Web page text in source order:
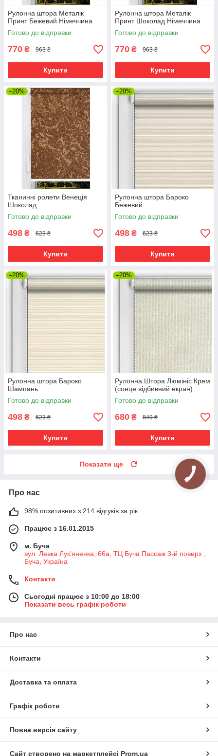
Рулонна штора Металік
Принт Бежевий Німеччина
Готово до відправки
770 ₴ 963 ₴
Купити
Рулонна штора Металік
Принт Шоколад Німеччина
Готово до відправки
770 ₴ 963 ₴
Купити
–20%
Тканинні ролети Венеція
Шоколад
Готово до відправки
498 ₴ 623 ₴
Купити
–20%
Рулонна штора Бароко
Бежевий
Готово до відправки
498 ₴ 623 ₴
Купити
–20%
Рулонна штора Бароко
Шампань
Готово до відправки
498 ₴ 623 ₴
Купити
–20%
Рулонна Штора Люмініс Крем
(сонце відбивний екран)
Готово до відправки
680 ₴ 849 ₴
Купити
Показати ще
Про нас
98% позитивних з 214 відгуків за рік
Працює з 16.01.2015
м. Буча
вул. Левка Лук'яненка, 66а, ТЦ Буча Пассаж 3-й поверх ,
Буча, Україна
Контакти
Сьогодні працює з 10:00 до 18:00
Показати весь графік роботи
Про нас
Контакти
Доставка та оплата
Графік роботи
Повна версія сайту
Сайт створено на маркетплейсі Prom.ua